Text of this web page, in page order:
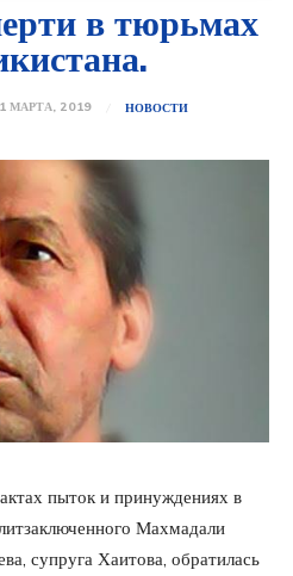
в тюрьмах
МАРТА, 2019 НОВОСТИ
пыток и принуждениях в
Махмадали
супруга Хаитова, обратилась